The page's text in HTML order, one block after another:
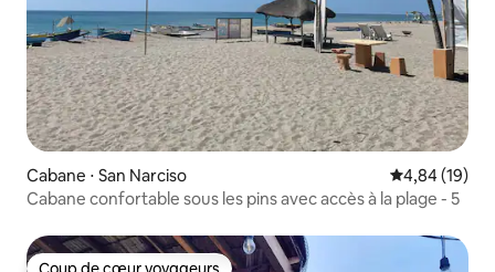
Cabane ⋅ San Narciso Évaluation
4,84 (19)
Cabane confortable sous les pins avec accès à la plage - 5